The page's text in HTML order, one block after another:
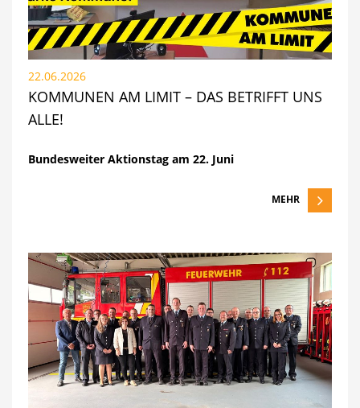
22.06.2026
KOMMUNEN AM LIMIT – DAS BETRIFFT UNS
ALLE!
Bundesweiter Aktionstag am 22. Juni
MEHR